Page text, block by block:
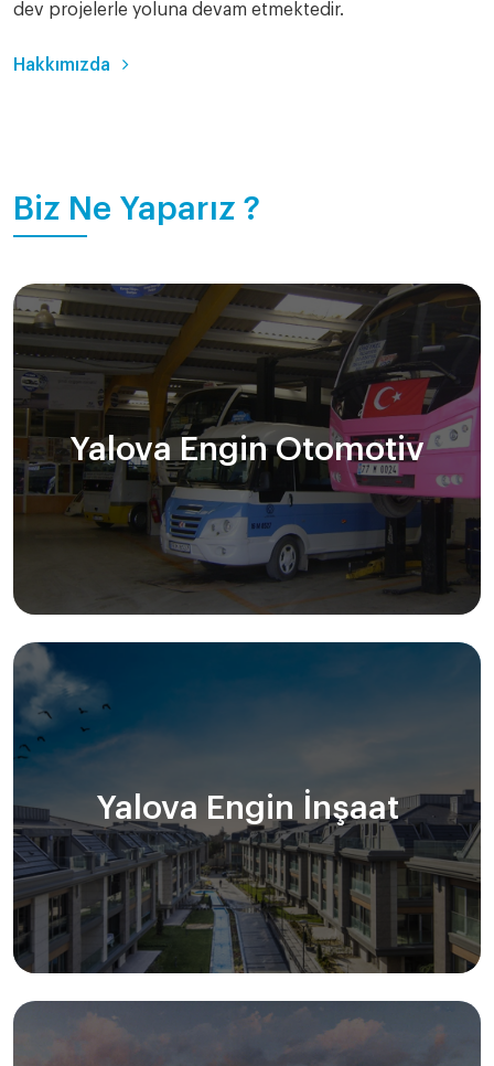
dev projelerle yoluna devam etmektedir.
Hakkımızda
Biz Ne Yaparız ?
Yalova Engin Otomotiv
Yalova Engin İnşaat